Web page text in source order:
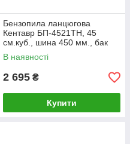
Бензопила ланцюгова
Кентавр БП-4521ТН, 45
см.куб., шина 450 мм., бак
550 мл.
В наявності
2 695 ₴
Купити